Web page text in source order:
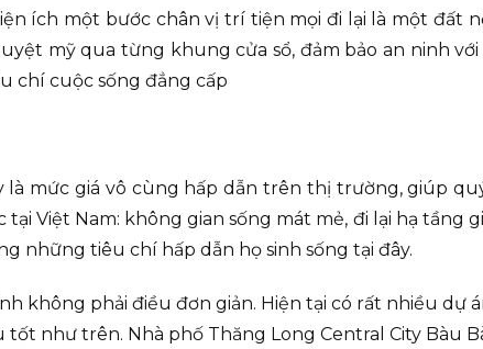
ích một bước chân vị trí tiện mọi đi lại là một đất
mỹ qua từng khung cửa sổ, đảm bảo an ninh
chí cuộc sống đẳng cấp
là mức giá vô cùng hấp dẫn trên thị trường, giúp
tại Việt Nam: không gian sống mát mẻ, đi lại hạ tầng
những tiêu chí hấp dẫn họ sinh sống tại đây.
không phải điều đơn giản. Hiện tại có rất nhiều dự
tốt như trên. Nhà phố Thăng Long Central City Bàu